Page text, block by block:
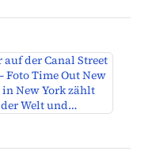
auf der Canal Street
Foto Time Out New
New York zählt
Welt und…